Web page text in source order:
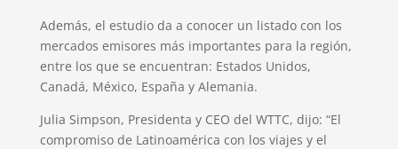
Además, el estudio da a conocer un listado con los
mercados emisores más importantes para la región,
entre los que se encuentran: Estados Unidos,
Canadá, México, España y Alemania.
Julia Simpson, Presidenta y CEO del WTTC, dijo: “El
compromiso de Latinoamérica con los viajes y el